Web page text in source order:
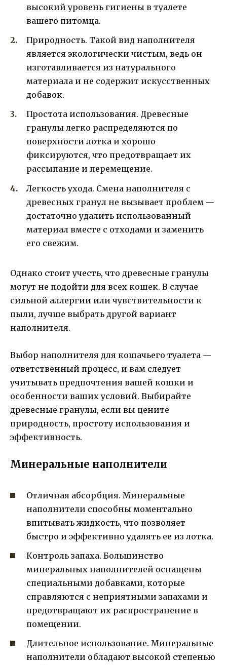
высокий уровень гигиены в туалете
вашего питомца.
Природность. Такой вид наполнителя
является экологически чистым, ведь он
изготавливается из натурального
материала и не содержит искусственных
добавок.
Простота использования. Древесные
гранулы легко распределяются по
поверхности лотка и хорошо
фиксируются, что предотвращает их
рассыпание и перемещение.
Легкость ухода. Смена наполнителя с
древесных гранул не вызывает проблем —
достаточно удалить использованный
материал вместе с отходами и заменить
его свежим.
Однако стоит учесть, что древесные гранулы
могут не подойти для всех кошек. В случае
сильной аллергии или чувствительности к
пыли, лучше выбрать другой вариант
наполнителя.
Выбор наполнителя для кошачьего туалета —
ответственный процесс, и вам следует
учитывать предпочтения вашей кошки и
особенности ваших условий. Выбирайте
древесные гранулы, если вы цените
природность, простоту использования и
эффективность.
Минеральные наполнители
Отличная абсорбция. Минеральные
наполнители способны моментально
впитывать жидкость, что позволяет
быстро и эффективно удалять ее из лотка.
Контроль запаха. Большинство
минеральных наполнителей оснащены
специальными добавками, которые
справляются с неприятными запахами и
предотвращают их распространение в
помещении.
Длительное использование. Минеральные
наполнители обладают высокой степенью